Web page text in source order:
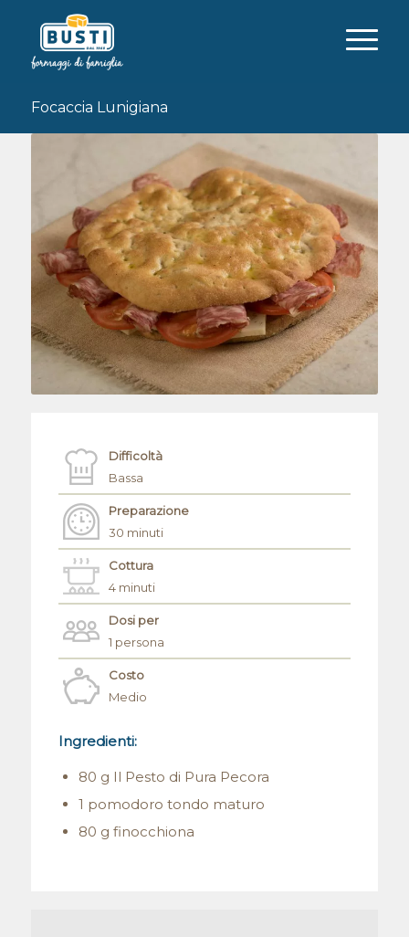
Focaccia Lunigiana
Difficoltà
Bassa
Preparazione
30 minuti
Cottura
4 minuti
Dosi per
1 persona
Costo
Medio
Ingredienti:
80 g Il Pesto di Pura Pecora
1 pomodoro tondo maturo
80 g finocchiona